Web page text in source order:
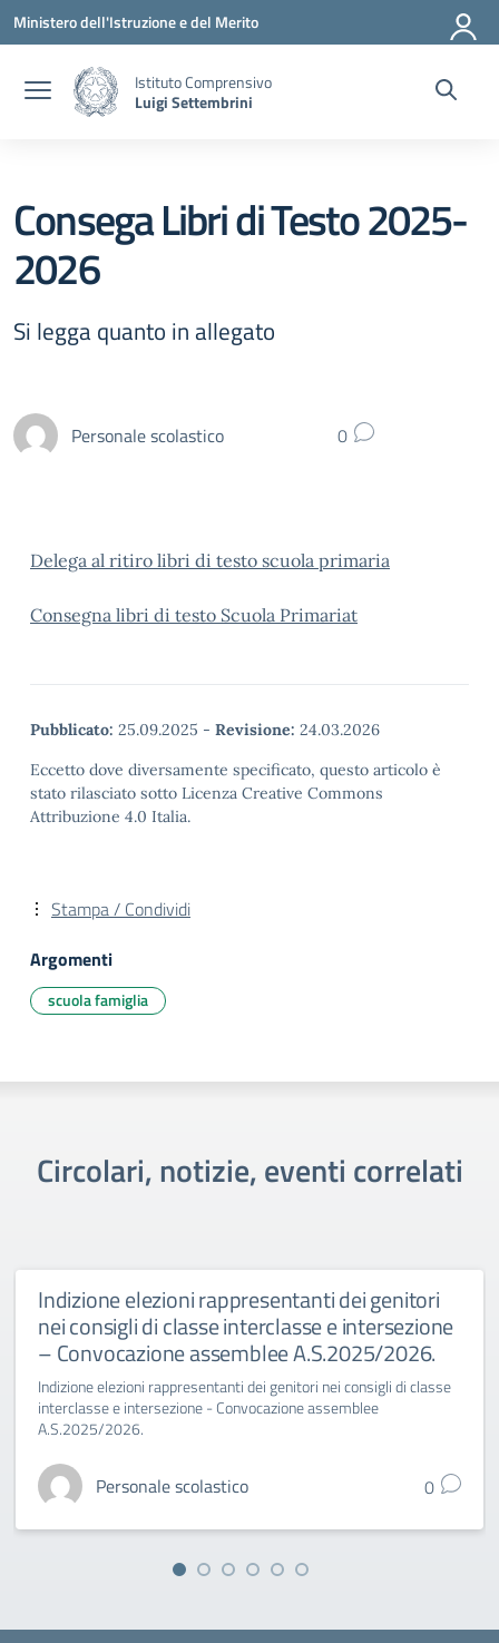
Vai ai contenuti
Vai al menu di navigazione
Vai al footer
Ministero dell'Istruzione e del Merito
Istituto Comprensivo
Luigi Settembrini
Consega Libri di Testo 2025-
2026
Si legga quanto in allegato
Personale scolastico 0
Delega al ritiro libri di testo scuola primaria
Consegna libri di testo Scuola Primariat
Pubblicato: 25.09.2025 - Revisione: 24.03.2026
Eccetto dove diversamente specificato, questo articolo è
stato rilasciato sotto Licenza Creative Commons
Attribuzione 4.0 Italia.
Stampa / Condividi
Argomenti
scuola famiglia
Circolari, notizie, eventi correlati
Indizione elezioni rappresentanti dei genitori
nei consigli di classe interclasse e intersezione
– Convocazione assemblee A.S.2025/2026.
Indizione elezioni rappresentanti dei genitori nei consigli di classe
interclasse e intersezione - Convocazione assemblee
A.S.2025/2026.
Personale scolastico 0